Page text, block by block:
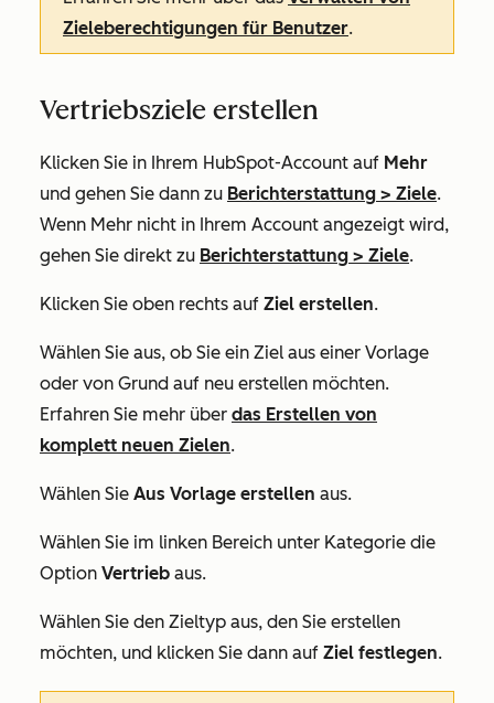
Zieleberechtigungen für Benutzer.
Vertriebsziele erstellen
Klicken Sie in Ihrem HubSpot-Account auf Mehr
und gehen Sie dann zu Berichterstattung > Ziele.
Wenn Mehr nicht in Ihrem Account angezeigt wird,
gehen Sie direkt zu Berichterstattung > Ziele.
Klicken Sie oben rechts auf Ziel erstellen.
Wählen Sie aus, ob Sie ein Ziel aus einer Vorlage
oder von Grund auf neu erstellen möchten.
Erfahren Sie mehr über das Erstellen von
komplett neuen Zielen.
Wählen Sie Aus Vorlage erstellen aus.
Wählen Sie im linken Bereich unter Kategorie die
Option Vertrieb aus.
Wählen Sie den Zieltyp aus, den Sie erstellen
möchten, und klicken Sie dann auf Ziel festlegen.